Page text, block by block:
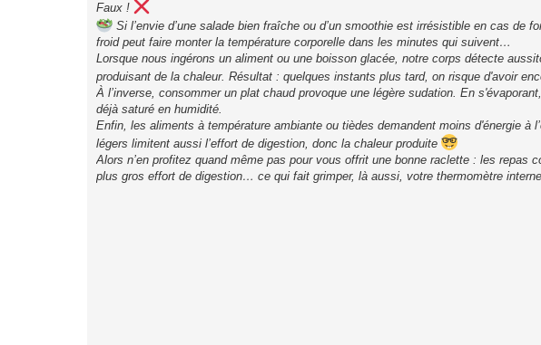
Faux !
Si l’envie d’une salade bien fraîche ou d’un smoothie est irrésistible en cas
froid peut faire monter la température corporelle dans les minutes qui suivent…
Lorsque nous ingérons un aliment ou une boisson glacée, notre corps détecte
produisant de la chaleur. Résultat : quelques instants plus tard, on risque d'avoir
À l’inverse, consommer un plat chaud provoque une légère sudation. En
déjà saturé en humidité.
Enfin, les aliments à température ambiante ou tièdes demandent moins d'énergie à
légers limitent aussi l’effort de digestion, donc la chaleur produite
Alors n’en profitez quand même pas pour vous offrit une bonne raclette : les
plus gros effort de digestion… ce qui fait grimper, là aussi, votre thermomètre